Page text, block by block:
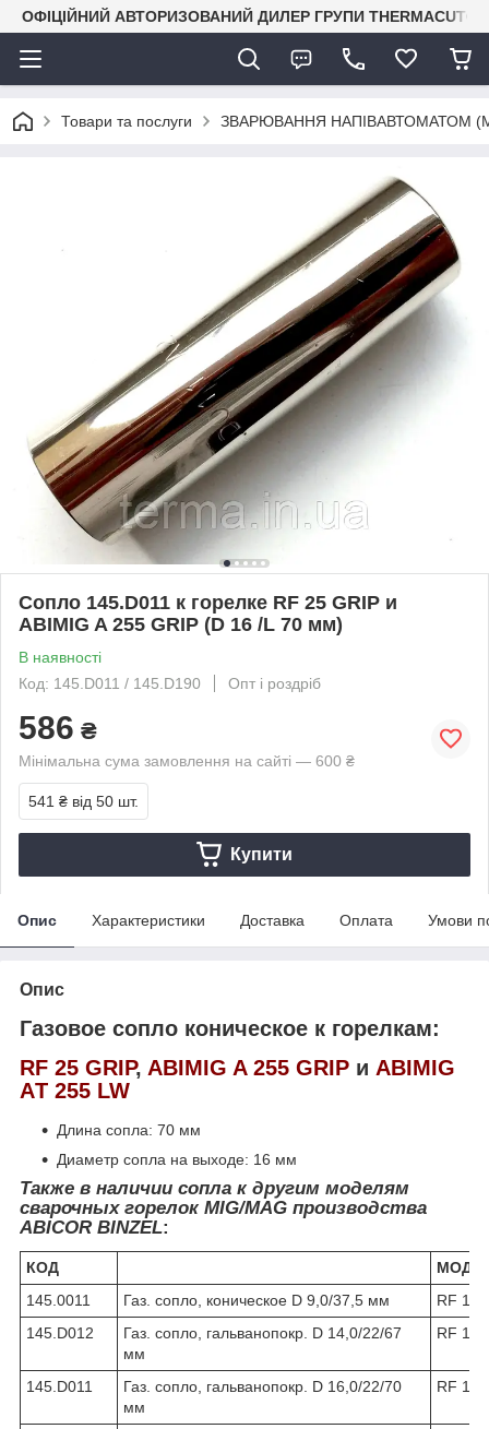
ОФІЦІЙНИЙ АВТОРИЗОВАНИЙ ДИЛЕР ГРУПИ THERMACUT® В
Товари та послуги ЗВАРЮВАННЯ НАПІВАВТОМАТОМ
Сопло 145.D011 к горелке RF 25 GRIP и
ABIMIG A 255 GRIP (D 16 /L 70 мм)
В наявності
Код: 145.D011 / 145.D190
Опт і роздріб
586 ₴
Мінімальна сума замовлення на сайті — 600 ₴
541 ₴ від 50 шт.
Купити
Опис Характеристики Доставка Оплата Умови
Опис
Газовое сопло коническое к горелкам:
RF 25 GRIP, ABIMIG A 255 GRIP и ABIMIG
AТ 255 LW
Длина сопла: 70 мм
Диаметр сопла на выходе: 16 мм
Также в наличии сопла к другим моделям
сварочныхгорелок MIG/MAG производства
ABIСOR BINZEL:
КОД
145.0011
Газ. сопло, коническое D 9,0/37,5 мм
RF 12
145.D012
Газ. сопло, гальванопокр. D 14,0/22/67
мм
RF 15
145.D011
Газ. сопло, гальванопокр. D 16,0/22/70
мм
RF 15